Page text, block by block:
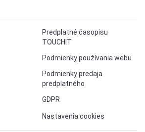
Predplatné časopisu
TOUCHIT
Podmienky používania webu
Podmienky predaja
predplatného
GDPR
Nastavenia cookies